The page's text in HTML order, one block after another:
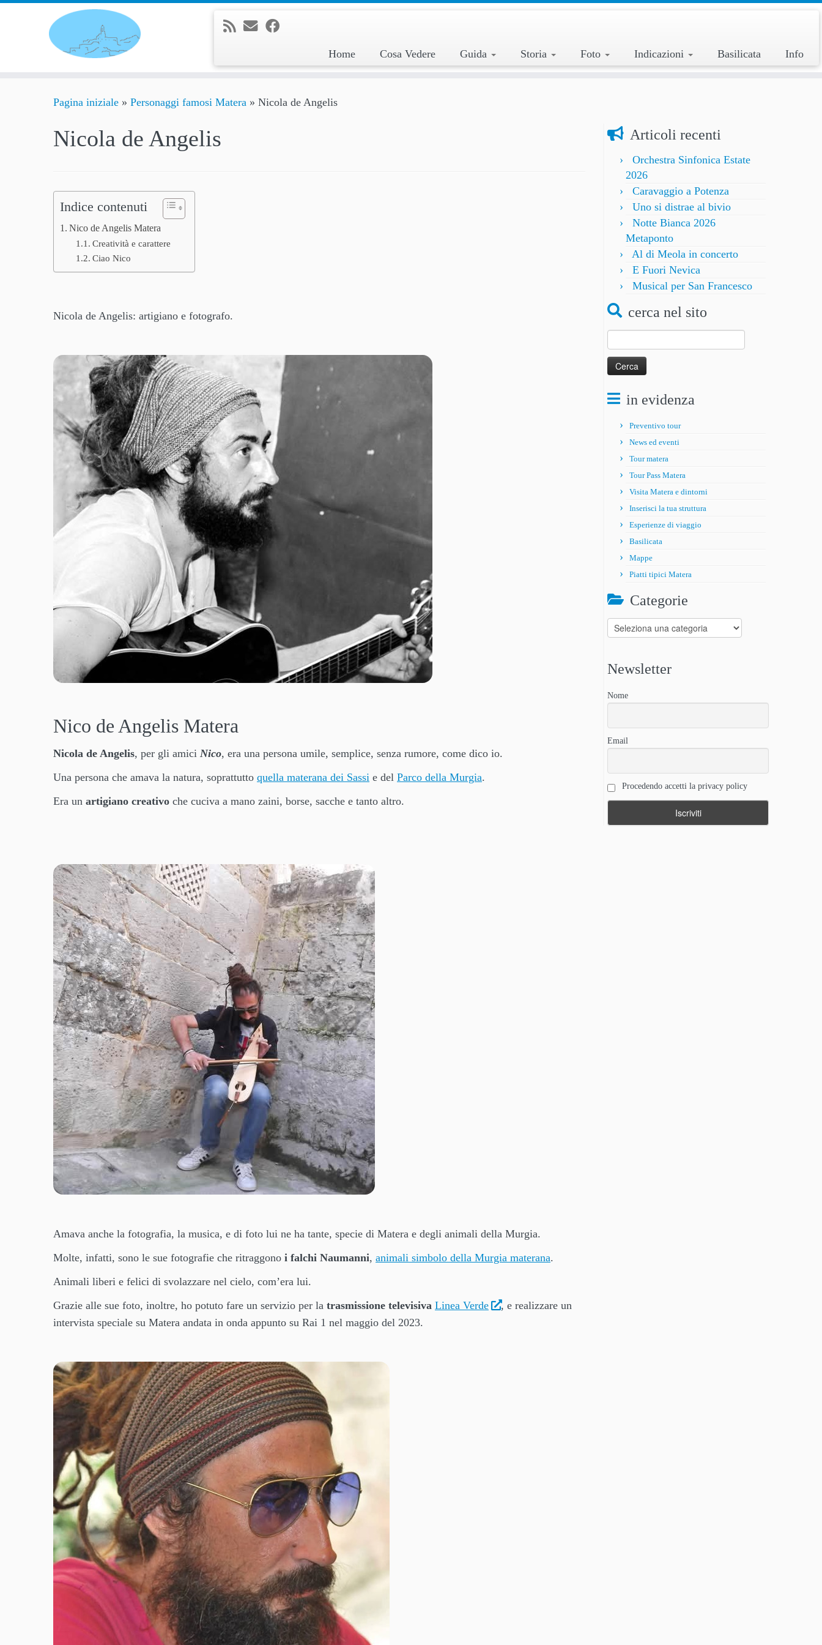
Home
Cosa Vedere Guida Storia Foto Indicazioni Basilicata Info
Pagina iniziale » Personaggi famosi Matera » Nicola de Angelis
Nicola de Angelis
Indice contenuti
Nico de Angelis Matera
Creatività e carattere
Ciao Nico
Nicola de Angelis: artigiano e fotografo.
Nico de Angelis Matera
Nicola de Angelis, per gli amici Nico, era una persona umile, semplice, senza rumore, come dico io.
Una persona che amava la natura, soprattutto quella materana dei Sassi e del Parco della Murgia.
Era un artigiano creativo che cuciva a mano zaini, borse, sacche e tanto altro.
Amava anche la fotografia, la musica, e di foto lui ne ha tante, specie di Matera e degli animali della Murgia.
Molte, infatti, sono le sue fotografie che ritraggono i falchi Naumanni, animali simbolo della Murgia materana.
Animali liberi e felici di svolazzare nel cielo, com’era lui.
Grazie alle sue foto, inoltre, ho potuto fare un servizio per la trasmissione televisiva Linea Verde
, e realizzare un
intervista speciale su Matera andata in onda appunto su Rai 1 nel maggio del 2023.
Articoli recenti
Orchestra Sinfonica Estate
2026
Caravaggio a Potenza
Uno si distrae al bivio
Notte Bianca 2026
Metaponto
Al di Meola in concerto
E Fuori Nevica
Musical per San Francesco
cerca nel sito
per:
in evidenza
Preventivo tour
News ed eventi
Tour matera
Tour Pass Matera
Visita Matera e dintorni
Inserisci la tua struttura
Esperienze di viaggio
Basilicata
Mappe
Piatti tipici Matera
Categorie
Categorie
Newsletter
Nome
Email
Procedendo accetti la privacy policy